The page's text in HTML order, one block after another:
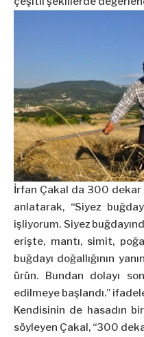
İrfan Çakal da 300 dekar
anlatarak, “Siyez
işliyorum. Siyez
erişte, mantı, simit,
buğdayı doğallığının
ürün. Bundan dolayı
edilmeye başlandı.”
Kendisinin de hasadın
söyleyen Çakal, “300